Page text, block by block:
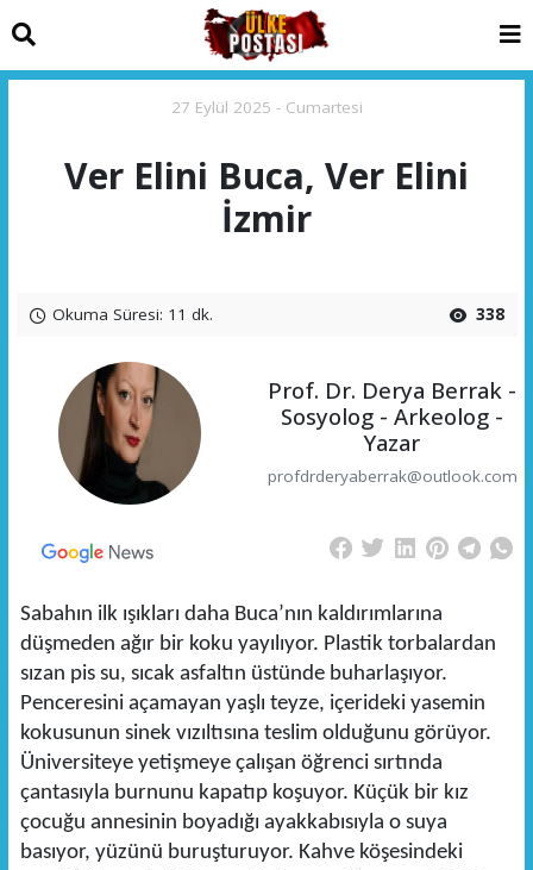
27 Eylül 2025 - Cumartesi
Ver Elini Buca, Ver Elini
İzmir
Okuma Süresi: 11 dk. 338
Prof. Dr. Derya Berrak -
Sosyolog - Arkeolog -
Yazar
profdrderyaberrak@outlook.com
Sabahın ilk ışıkları daha Buca’nın kaldırımlarına
düşmeden ağır bir koku yayılıyor. Plastik torbalardan
sızan pis su, sıcak asfaltın üstünde buharlaşıyor.
Penceresini açamayan yaşlı teyze, içerideki yasemin
kokusunun sinek vızıltısına teslim olduğunu görüyor.
Üniversiteye yetişmeye çalışan öğrenci sırtında
çantasıyla burnunu kapatıp koşuyor. Küçük bir kız
çocuğu annesinin boyadığı ayakkabısıyla o suya
basıyor, yüzünü buruşturuyor. Kahve köşesindeki